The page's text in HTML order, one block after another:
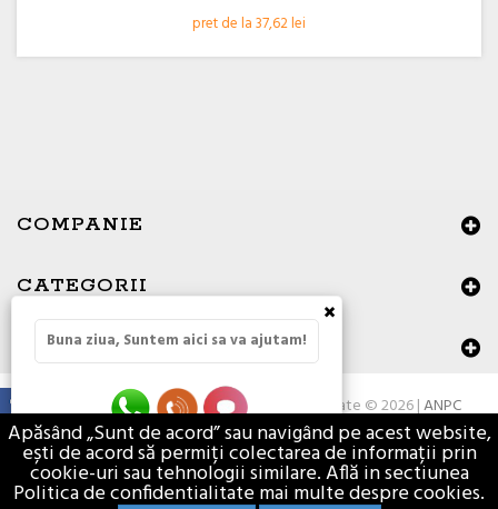
pret de la 37,62 lei
COMPANIE
CATEGORII
DATE DE CONTACT
Toate drepturile rezervate © 2026 |ANPC
Apăsând „Sunt de acord” sau navigând pe acest website,
ești de acord să permiți colectarea de informații prin
cookie-uri sau tehnologii similare. Află in sectiunea
Politica de confidentialitate mai multe despre cookies.
×
Buna ziua, Suntem aici sa va ajutam!